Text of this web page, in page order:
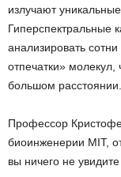
излучают
Гиперспектральные
анализировать
отпечатки»
большом расстоянии.
Профессор
биоинженерии MIT,
вы ничего не